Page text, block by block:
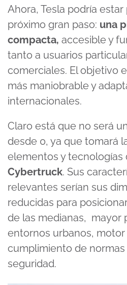
Ahora, Tesla podría
próximo gran paso: una
compacta, accesible y
tanto a usuarios
comerciales. El objetivo
más maniobrable y
internacionales.
Claro está que no será
desde 0, ya que tomará
elementos y tecnologías
Cybertruck. Sus
relevantes serían sus
reducidas para
de las medianas, mayor
entornos urbanos,
cumplimiento de
seguridad.